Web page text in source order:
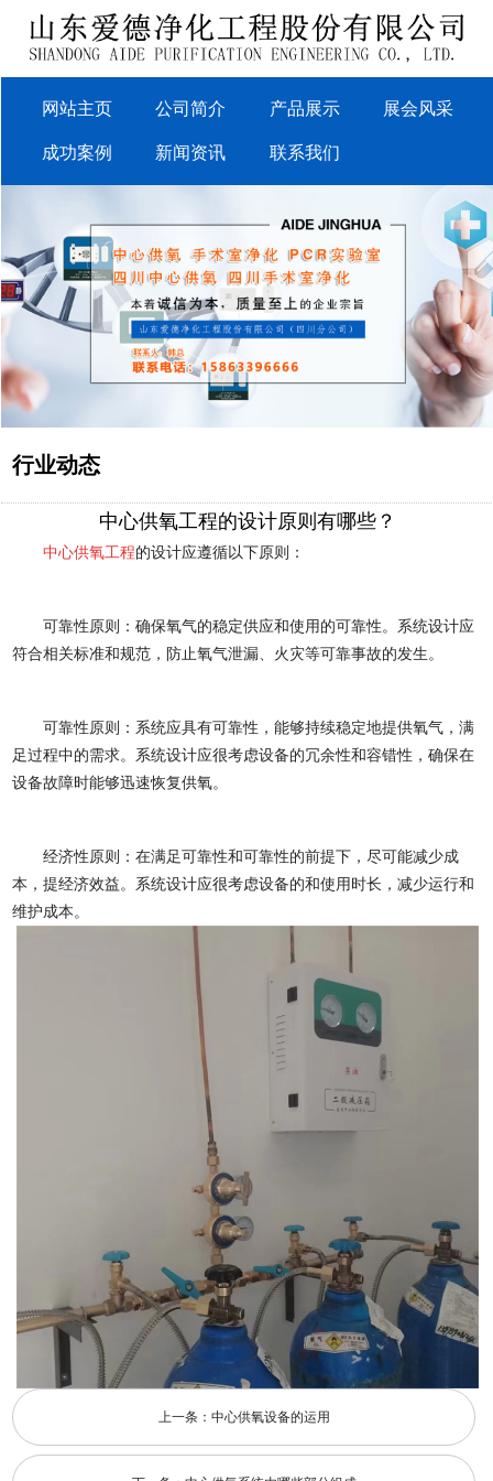
网站主页 公司简介 产品展示 展会风采
成功案例 新闻资讯 联系我们
行业动态
中心供氧工程的设计原则有哪些？
中心供氧工程的设计应遵循以下原则：
可靠性原则：确保氧气的稳定供应和使用的可靠性。系统设计应
符合相关标准和规范，防止氧气泄漏、火灾等可靠事故的发生。
可靠性原则：系统应具有可靠性，能够持续稳定地提供氧气，满
足过程中的需求。系统设计应很考虑设备的冗余性和容错性，确保在
设备故障时能够迅速恢复供氧。
经济性原则：在满足可靠性和可靠性的前提下，尽可能减少成
本，提经济效益。系统设计应很考虑设备的和使用时长，减少运行和
维护成本。
上一条： 中心供氧设备的运用